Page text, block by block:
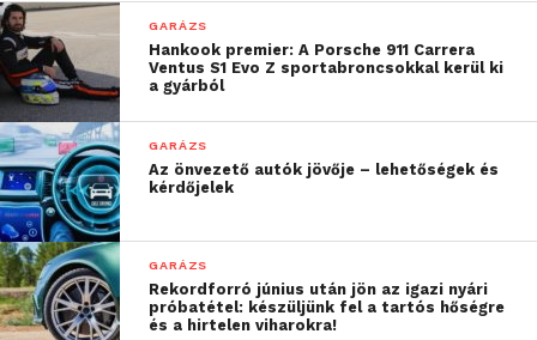
GARÁZS
Hankook premier: A Porsche 911 Carrera
Ventus S1 Evo Z sportabroncsokkal kerül ki
a gyárból
GARÁZS
Az önvezető autók jövője – lehetőségek és
kérdőjelek
GARÁZS
Rekordforró június után jön az igazi nyári
próbatétel: készüljünk fel a tartós hőségre
és a hirtelen viharokra!